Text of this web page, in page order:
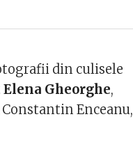
din culisele
Elena Gheorghe,
Enceanu,